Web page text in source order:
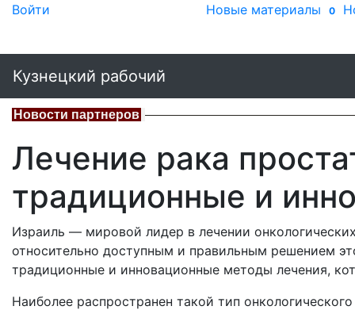
Войти Новые материалы 0
Кузнецкий рабочий
Новости партнеров
Лечение рака
традиционные и
Израиль — мировой лидер в лечении
относительно доступным и правильным решением
традиционные и инновационные методы лечения,
Наиболее распространен такой тип